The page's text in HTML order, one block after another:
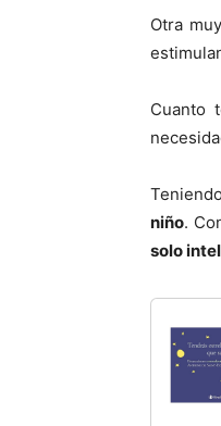
Otra
Cuanto
niño.
solo